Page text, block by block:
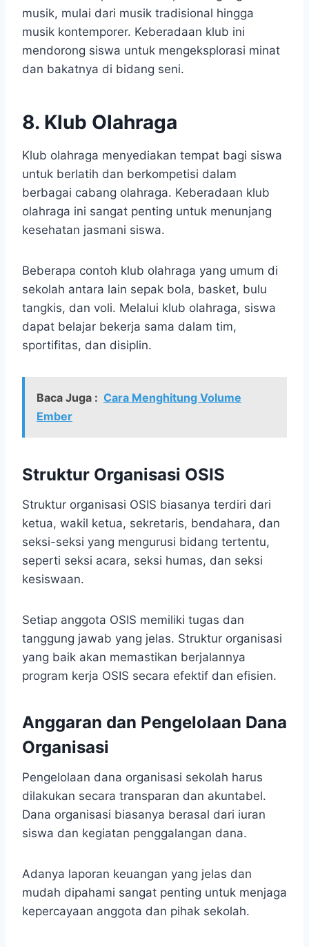
musik, mulai dari musik tradisional hingga
musik kontemporer. Keberadaan klub ini
mendorong siswa untuk mengeksplorasi minat
dan bakatnya di bidang seni.
8. Klub Olahraga
Klub olahraga menyediakan tempat bagi siswa
untuk berlatih dan berkompetisi dalam
berbagai cabang olahraga. Keberadaan klub
olahraga ini sangat penting untuk menunjang
kesehatan jasmani siswa.
Beberapa contoh klub olahraga yang umum di
sekolah antara lain sepak bola, basket, bulu
tangkis, dan voli. Melalui klub olahraga, siswa
dapat belajar bekerja sama dalam tim,
sportifitas, dan disiplin.
Baca Juga : Cara Menghitung Volume
Ember
Struktur Organisasi OSIS
Struktur organisasi OSIS biasanya terdiri dari
ketua, wakil ketua, sekretaris, bendahara, dan
seksi-seksi yang mengurusi bidang tertentu,
seperti seksi acara, seksi humas, dan seksi
kesiswaan.
Setiap anggota OSIS memiliki tugas dan
tanggung jawab yang jelas. Struktur organisasi
yang baik akan memastikan berjalannya
program kerja OSIS secara efektif dan efisien.
Anggaran dan Pengelolaan Dana
Organisasi
Pengelolaan dana organisasi sekolah harus
dilakukan secara transparan dan akuntabel.
Dana organisasi biasanya berasal dari iuran
siswa dan kegiatan penggalangan dana.
Adanya laporan keuangan yang jelas dan
mudah dipahami sangat penting untuk menjaga
kepercayaan anggota dan pihak sekolah.